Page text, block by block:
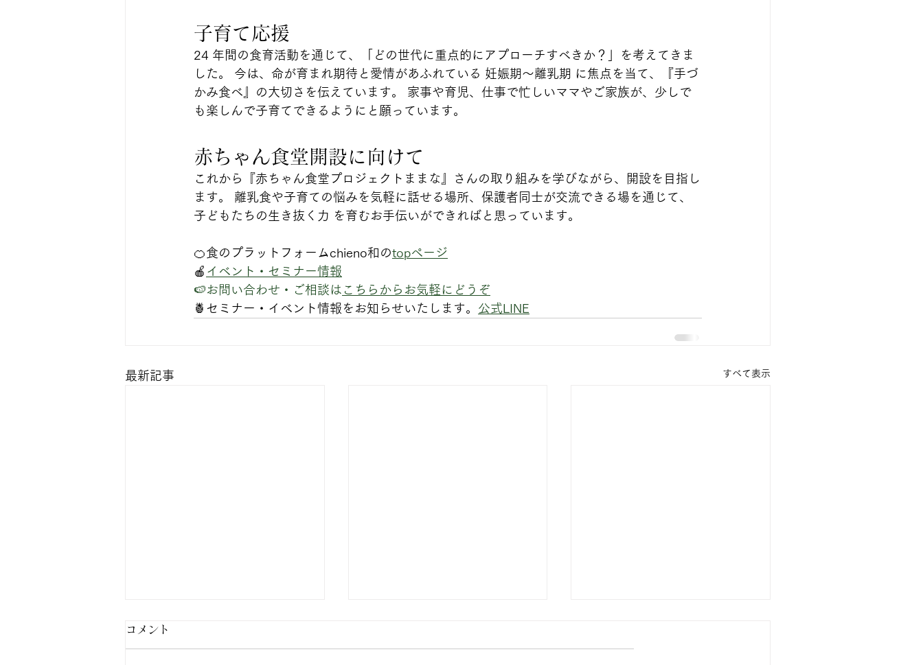
子育て応援
24 年間の食育活動を通じて、「どの世代に重点的にアプローチすべきか？」を考えてきま
した。 今は、命が育まれ期待と愛情があふれている 妊娠期～離乳期 に焦点を当て、『手づ
かみ食べ』の大切さを伝えています。 家事や育児、仕事で忙しいママやご家族が、少しで
も楽しんで子育てできるようにと願っています。
赤ちゃん食堂開設に向けて
これから『赤ちゃん食堂プロジェクトままな』さんの取り組みを学びながら、開設を目指し
ます。 離乳食や子育ての悩みを気軽に話せる場所、保護者同士が交流できる場を通じて、
子どもたちの生き抜く力 を育むお手伝いができればと思っています。
🍊食のプラットフォームchieno和のtopページ
🍎 イベント・セミナー情報
🍉お問い合わせ・ご相談は こちらからお気軽にどうぞ
🍍セミナー・イベント情報をお知らせいたします。 公式LINE
最新記事 すべて表示
コメント